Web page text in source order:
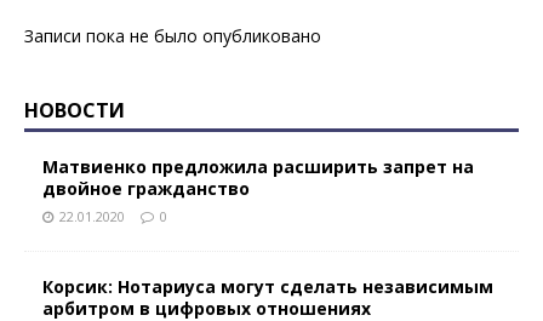
Записи пока не было опубликовано
НОВОСТИ
Матвиенко предложила расширить запрет на
двойное гражданство
22.01.2020 0
Корсик: Нотариуса могут сделать независимым
арбитром в цифровых отношениях